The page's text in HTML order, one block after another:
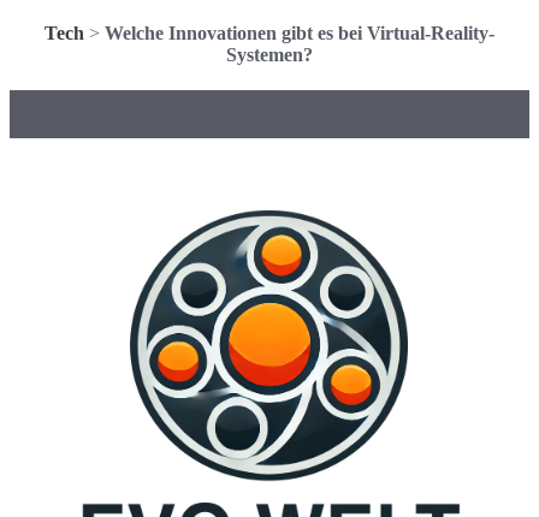
Tech > Welche Innovationen gibt es bei Virtual-Reality-
Systemen?